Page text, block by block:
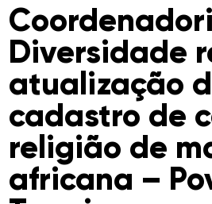
Diversidade
atualização
cadastro de
religião de
africana –